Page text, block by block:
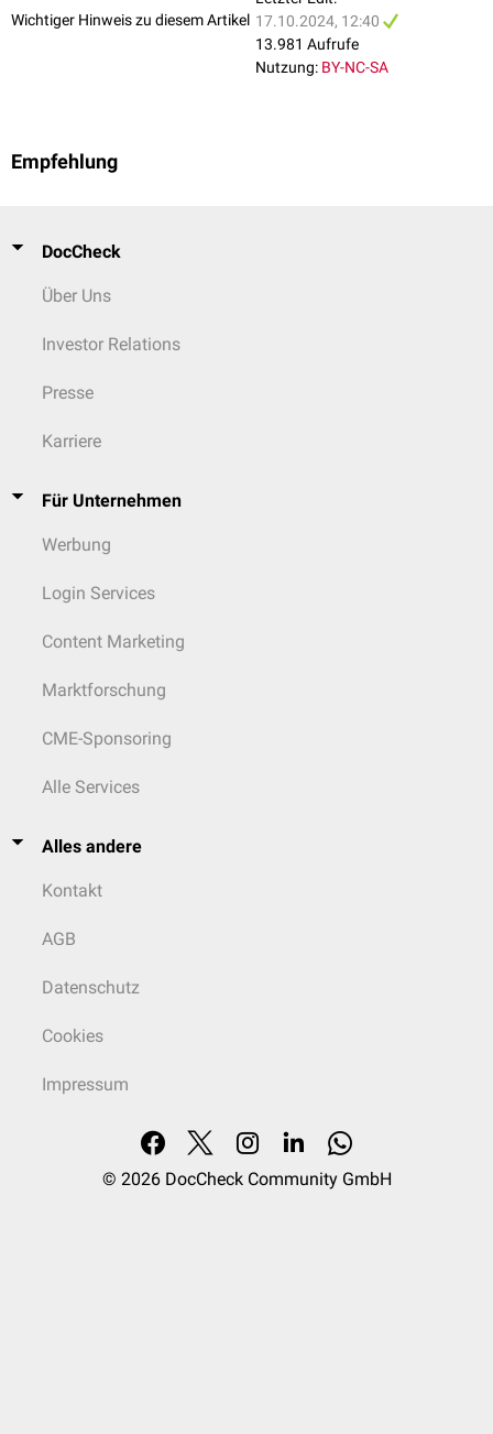
Wichtiger Hinweis zu diesem Artikel 17.10.2024, 12:40
13.981 Aufrufe
Nutzung: BY-NC-SA
Empfehlung
DocCheck
Über Uns
Investor Relations
Presse
Karriere
Für Unternehmen
Werbung
Login Services
Content Marketing
Marktforschung
CME-Sponsoring
Alle Services
Alles andere
Kontakt
AGB
Datenschutz
Cookies
Impressum
© 2026 DocCheck Community GmbH